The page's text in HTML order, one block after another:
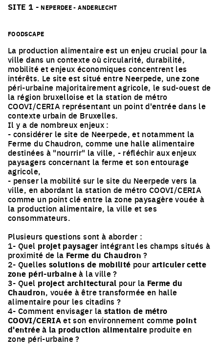
SITE 1 - NEPERDEE - ANDERLECHT
FOODSCAPE
La production alimentaire est un enjeu crucial pour la
ville dans un contexte où circularité, durabilité,
mobilité et enjeux économiques concentrent les
intérêts. Le site est situé entre Neerpede, une zone
péri-urbaine majoritairement agricole, le sud-ouest de
la région bruxelloise et la station de métro
COOVI/CERIA représentant un point d'entrée dans le
contexte urbain de Bruxelles.
Il y a de nombreux enjeux :
- considérer le site de Neerpede, et notamment la
Ferme du Chaudron, comme une halle alimentaire
destinées à "nourrir" la ville, - réfléchir aux enjeux
paysagers concernant la ferme et son entourage
agricole,
- penser la mobilité sur le site du Neerpede vers la
ville, en abordant la station de métro COOVI/CERIA
comme un point clé entre la zone paysagère vouée à
la production alimentaire, la ville et ses
consommateurs.
Plusieurs questions sont à aborder :
1- Quel projet paysagerintégrant les champs situés à
proximité de la Ferme du Chaudron?
2- Quelles solutions de mobilité pour articuler cette
zone péri-urbaineà la ville ?
3- Quel project architectural pour la Ferme du
Chaudron, vouée à être transformée en halle
alimentaire pour les citadins ?
4- Comment envisager la station de métro
COOVI/CERIAet son environnement comme point
d'entrée à la production alimentaireproduite en
zone péri-urbaine ?